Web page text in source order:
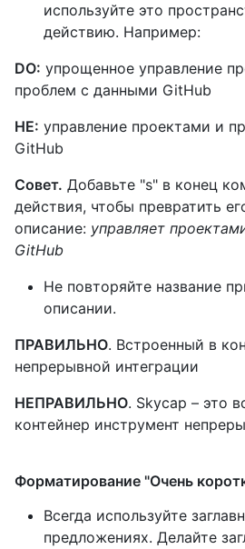
используйте это
действию. Например:
DO: упрощенное управление
проблем с данными GitHub
НЕ: управление проектами и
GitHub
Совет. Добавьте "s" в конец
действия, чтобы превратить
описание: управляет
GitHub
Не повторяйте название
описании.
ПРАВИЛЬНО. Встроенный в
непрерывной интеграции
НЕПРАВИЛЬНО. Skycap – это
контейнер инструмент
Форматирование "Очень
Всегда используйте
предложениях. Делайте